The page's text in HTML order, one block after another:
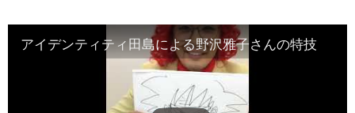
アイデンティティ田島による野沢雅子さんの特技